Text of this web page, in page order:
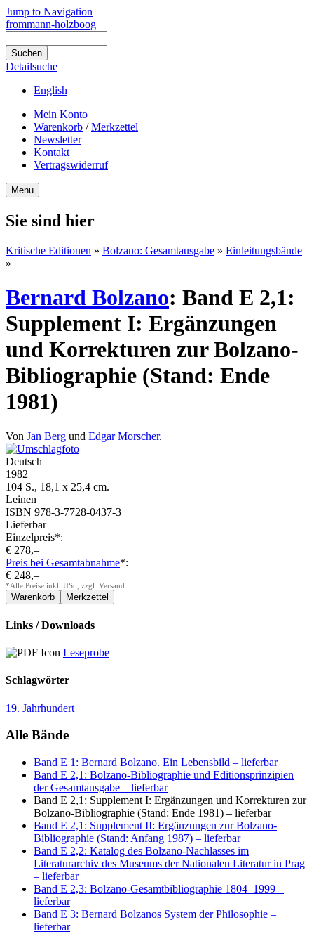
Jump to Navigation
frommann-holzboog
Detailsuche
English
Mein Konto
Warenkorb /Merkzettel
Newsletter
Kontakt
Vertragswiderruf
Menu
Sie sind hier
Kritische Editionen » Bolzano: Gesamtausgabe » Einleitungsbände
»
Bernard Bolzano: Band E 2,1:
Supplement I: Ergänzungen
und Korrekturen zur Bolzano-
Bibliographie (Stand: Ende
1981)
Von Jan Berg und Edgar Morscher.
Deutsch
1982
104 S., 18,1 x 25,4 cm.
Leinen
ISBN 978-3-7728-0437-3
Lieferbar
Einzelpreis*:
€ 278,–
Preis bei Gesamtabnahme*:
€ 248,–
*Alle Preise inkl. USt., zzgl. Versand
Links / Downloads
Leseprobe
Schlagwörter
19. Jahrhundert
Alle Bände
Band E 1: Bernard Bolzano. Ein Lebensbild – lieferbar
Band E 2,1: Bolzano-Bibliographie und Editionsprinzipien
der Gesamtausgabe – lieferbar
Band E 2,1: Supplement I: Ergänzungen und Korrekturen zur
Bolzano-Bibliographie (Stand: Ende 1981) – lieferbar
Band E 2,1: Supplement II: Ergänzungen zur Bolzano-
Bibliographie (Stand: Anfang 1987) – lieferbar
Band E 2,2: Katalog des Bolzano-Nachlasses im
Literaturarchiv des Museums der Nationalen Literatur in Prag
– lieferbar
Band E 2,3: Bolzano-Gesamtbibliographie 1804–1999 –
lieferbar
Band E 3: Bernard Bolzanos System der Philosophie –
lieferbar